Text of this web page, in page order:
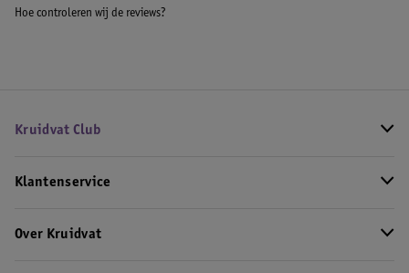
Hoe controleren wij de reviews?
Kruidvat Club
Klantenservice
Over Kruidvat